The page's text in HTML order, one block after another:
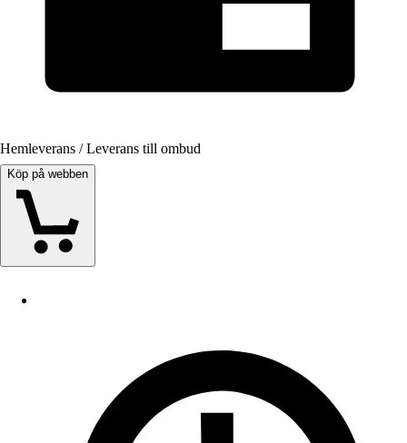
Hemleverans / Leverans till ombud
Köp på webben